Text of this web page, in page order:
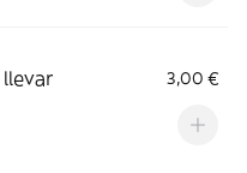
3,00 €